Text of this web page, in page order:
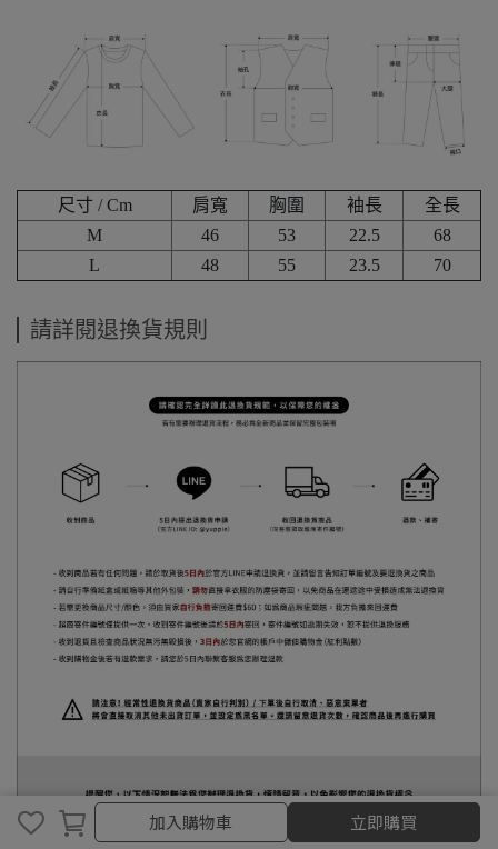
取消 完成
加入購物車 立即購買
尺寸 / Cm 肩寬 胸圍 袖長
全長
M
46 53 22.5
68
L
48 55 23.5 70
請詳閱退換貨規則